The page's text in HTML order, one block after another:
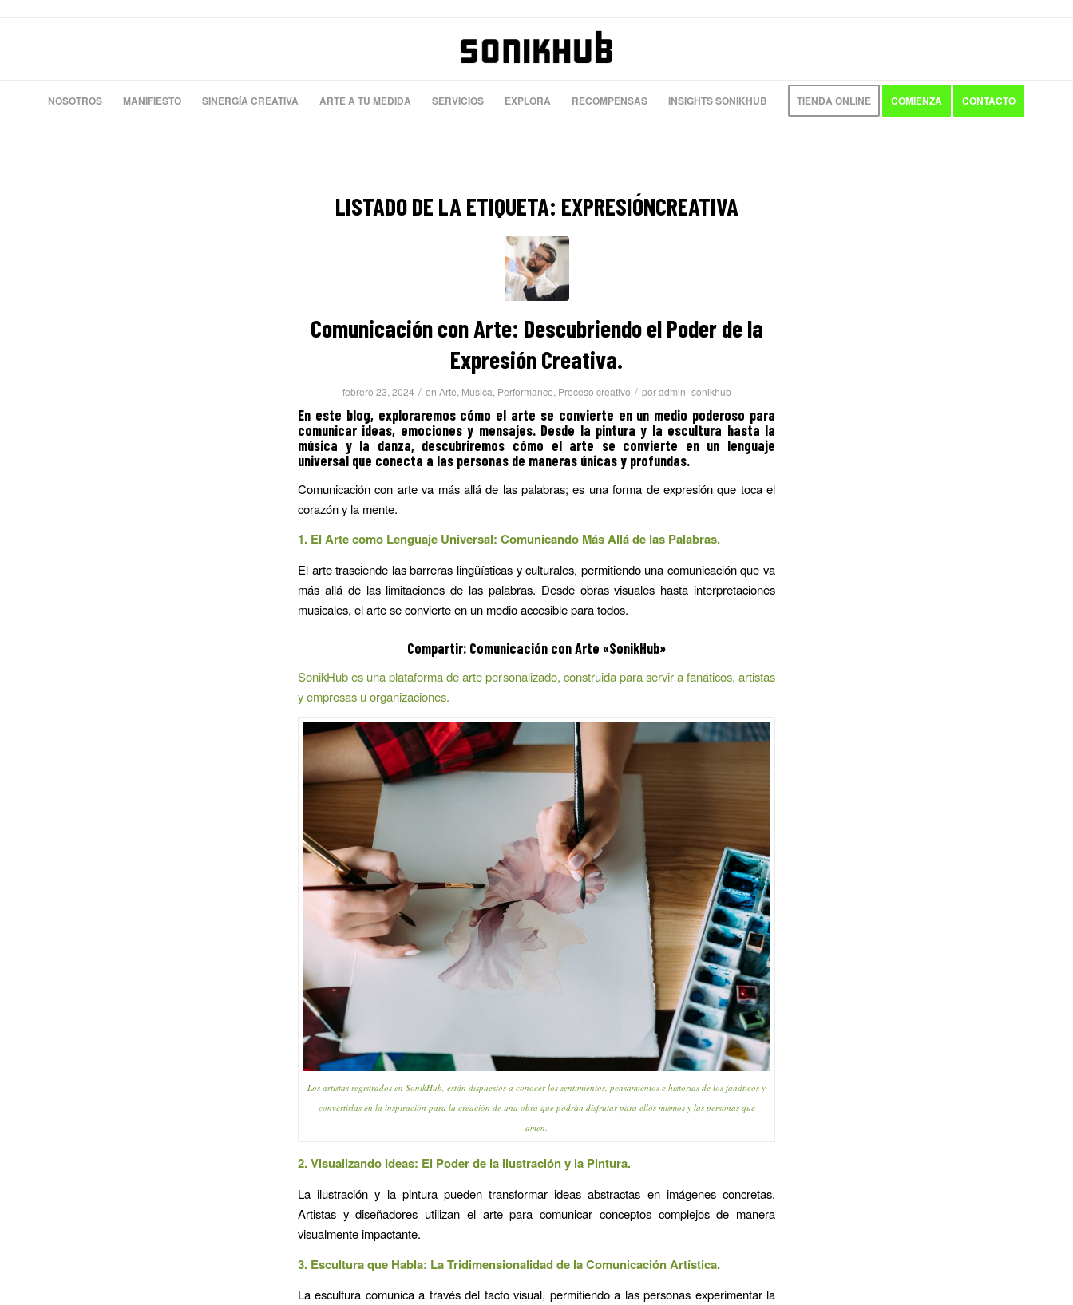
NOSOTROS MANIFIESTO SINERGÍA CREATIVA ARTE A TU MEDIDA SERVICIOS EXPLORA RECOMPENSAS INSIGHTS SONIKHUB TIENDA ONLINE COMIENZA CONTACTO
LISTADO DE LA ETIQUETA: EXPRESIÓNCREATIVA
Comunicación con Arte: Descubriendo el Poder de la
Expresión Creativa.
febrero 23, 2024 / en Arte, Música, Performance, Proceso creativo / poradmin_sonikhub
En este blog, exploraremos cómo el arte se convierte en un medio poderoso para
comunicar ideas, emociones y mensajes. Desde la pintura y la escultura hasta la
música y la danza, descubriremos cómo el arte se convierte en un lenguaje
universal que conecta a las personas de maneras únicas y profundas.
Comunicación con arte va más allá de las palabras; es una forma de expresión que toca el
corazón y la mente.
1. El Arte como Lenguaje Universal: Comunicando Más Allá de las Palabras.
El arte trasciende las barreras lingüísticas y culturales, permitiendo una comunicación que va
más allá de las limitaciones de las palabras. Desde obras visuales hasta interpretaciones
musicales, el arte se convierte en un medio accesible para todos.
Compartir: Comunicación con Arte «SonikHub»
SonikHub es una plataforma de arte personalizado, construida para servir a fanáticos, artistas
y empresas u organizaciones.
Los artistas registrados en SonikHub, están dispuestos a conocer los sentimientos, pensamientos e historias de los fanáticos y
convertirlas en la inspiración para la creación de una obra que podrán disfrutar para ellos mismos y las personas que
amen.
2. Visualizando Ideas: El Poder de la Ilustración y la Pintura.
La ilustración y la pintura pueden transformar ideas abstractas en imágenes concretas.
Artistas y diseñadores utilizan el arte para comunicar conceptos complejos de manera
visualmente impactante.
3. Escultura que Habla: La Tridimensionalidad de la Comunicación Artística.
La escultura comunica a través del tacto visual, permitiendo a las personas experimentar la